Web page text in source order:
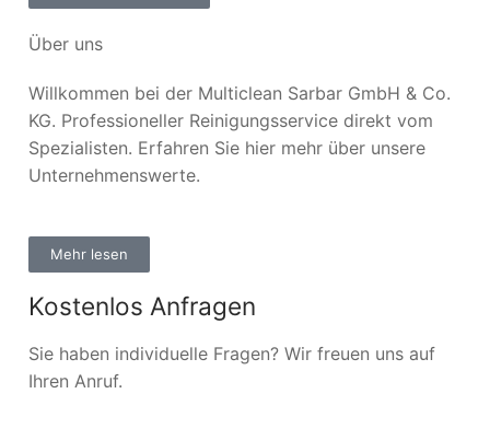
Über uns
Willkommen bei der Multiclean Sarbar GmbH & Co.
KG. Professioneller Reinigungsservice direkt vom
Spezialisten. Erfahren Sie hier mehr über unsere
Unternehmenswerte.
Mehr lesen
Kostenlos Anfragen
Sie haben individuelle Fragen? Wir freuen uns auf
Ihren Anruf.